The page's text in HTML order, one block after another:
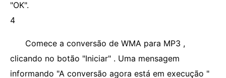
"OK".
4
Comece a conversão de WMA para MP3 ,
clicando no botão "Iniciar" . Uma mensagem
informando "A conversão agora está em execução "